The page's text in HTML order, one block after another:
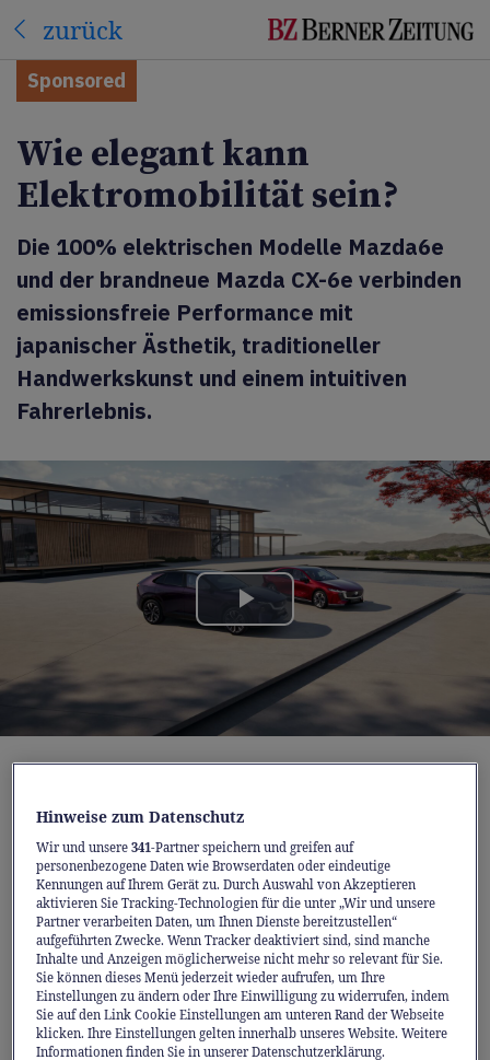
zurück
Sponsored
Wie elegant kann
Elektromobilität sein?
Die 100% elektrischen Modelle Mazda6e
und der brandneue Mazda CX-6e verbinden
emissionsfreie Performance mit
japanischer Ästhetik, traditioneller
Handwerkskunst und einem intuitiven
Fahrerlebnis.
Play
Video
Design of the Year 2026», und
Mazda CX-6estehen beispielhaft dafür, wie
Mazda Elektromobilität, emotionales Design
und japanische Handwerkskunst vereint. So
entstehen vollelektrische Fahrzeuge, die den
Menschen in den Mittelpunkt stellen –
kombiniert mit alltagstauglicher Reichweite,
schneller Ladeleistung und moderner
Hinweise zum Datenschutz
Wir und unsere341-Partner speichern und greifen auf
personenbezogene Daten wie Browserdaten oder eindeutige
Kennungen auf Ihrem Gerät zu. Durch Auswahl von Akzeptieren
aktivieren Sie Tracking-Technologien für die unter „Wir und unsere
Partner verarbeiten Daten, um Ihnen Dienste bereitzustellen“
aufgeführten Zwecke. Wenn Tracker deaktiviert sind, sind manche
Inhalte und Anzeigen möglicherweise nicht mehr so relevant für Sie.
Sie können dieses Menü jederzeit wieder aufrufen, um Ihre
Einstellungen zu ändern oder Ihre Einwilligung zu widerrufen, indem
Sie auf den Link Cookie Einstellungen am unteren Rand der Webseite
klicken. Ihre Einstellungen gelten innerhalb unseres Website. Weitere
Informationen finden Sie in unserer Datenschutzerklärung.